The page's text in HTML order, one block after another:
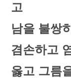
고
남을 불쌍
겸손하고
옳고 그름